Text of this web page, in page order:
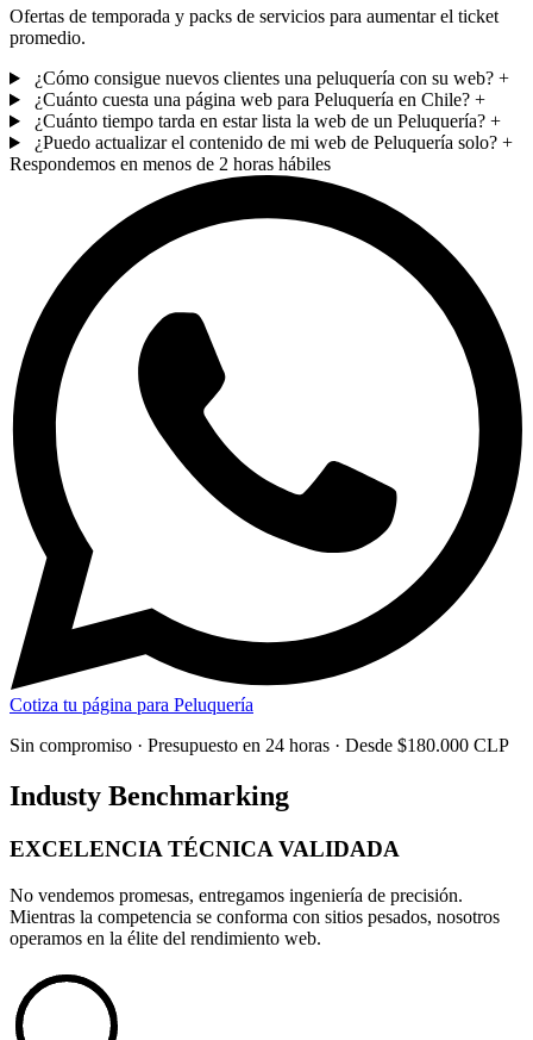
Ofertas de temporada y packs de servicios para aumentar el ticket
promedio.
¿Cómo consigue nuevos clientes una peluquería con su web? +
¿Cuánto cuesta una página web para Peluquería en Chile? +
¿Cuánto tiempo tarda en estar lista la web de un Peluquería? +
¿Puedo actualizar el contenido de mi web de Peluquería solo? +
Respondemos en menos de 2 horas hábiles
Cotiza tu página para Peluquería
Sin compromiso · Presupuesto en 24 horas · Desde $180.000 CLP
Industy Benchmarking
EXCELENCIA TÉCNICA VALIDADA
No vendemos promesas, entregamos ingeniería de precisión.
Mientras la competencia se conforma con sitios pesados, nosotros
operamos en la élite del rendimiento web.